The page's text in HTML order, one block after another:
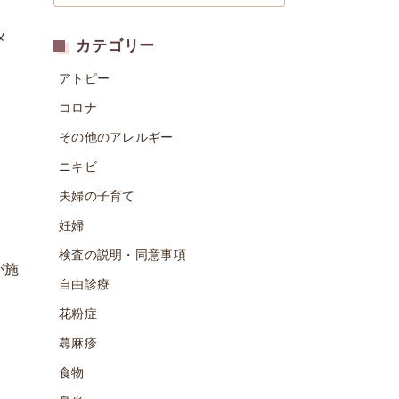
施
カテゴリー
アトピー
コロナ
その他のアレルギー
ニキビ
夫婦の子育て
妊婦
検査の説明・同意事項
自由診療
花粉症
蕁麻疹
食物